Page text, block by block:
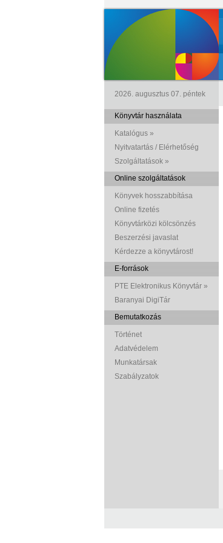
2026. augusztus 07. péntek
Könyvtár használata
Katalógus »
Nyitvatartás / Elérhetőség
Szolgáltatások »
Online szolgáltatások
Könyvek hosszabbítása
Online fizetés
Könyvtárközi kölcsönzés
Beszerzési javaslat
Kérdezze a könyvtárost!
E-források
PTE Elektronikus Könyvtár »
Baranyai DigiTár
Bemutatkozás
Történet
Adatvédelem
Munkatársak
Szabályzatok